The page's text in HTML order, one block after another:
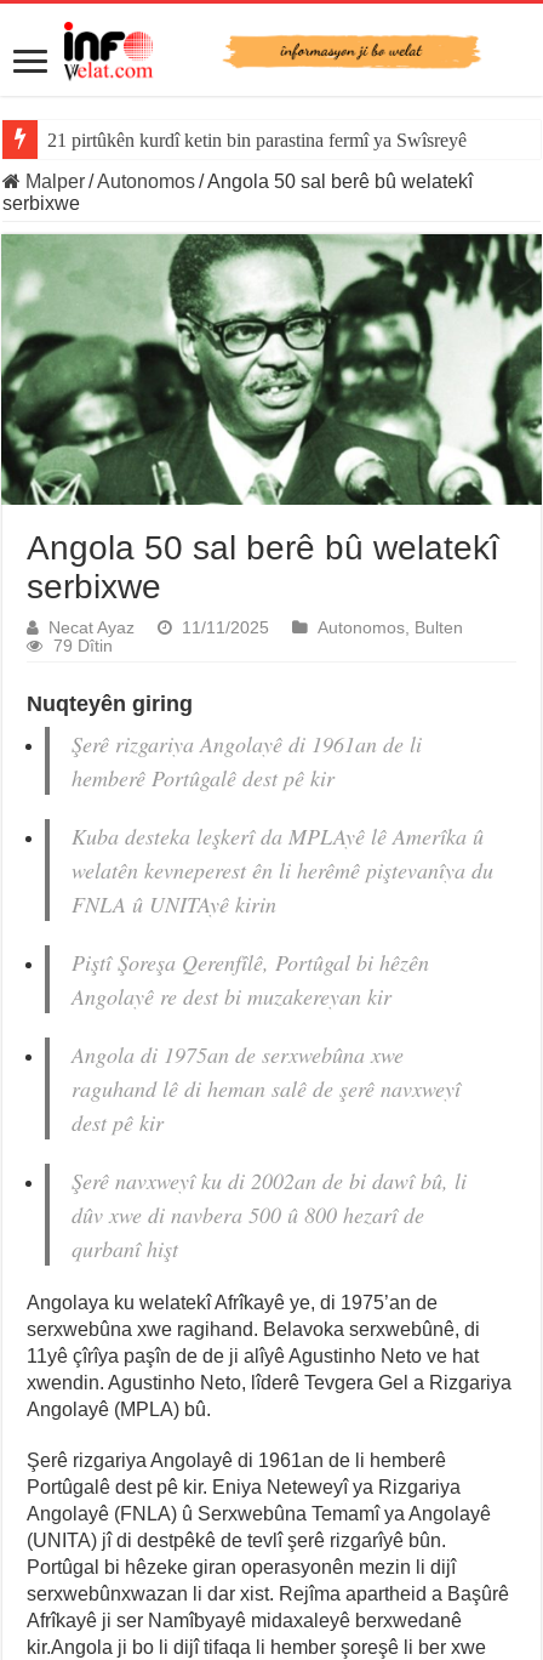
21 pirtûkên kurdî ketin bin parastina fermî ya Swîsreyê
Malper/Autonomos/Angola 50 sal berê bû welatekî
serbixwe
Angola 50 sal berê bû welatekî
serbixwe
Necat Ayaz 11/11/2025 Autonomos, Bulten
79 Dîtin
Nuqteyên giring
Şerê rizgariya Angolayê di 1961an de li
hemberê Portûgalê dest pê kir
Kuba desteka leşkerî da MPLAyê lê Amerîka û
welatên kevneperest ên li herêmê piştevanîya du
FNLA û UNITAyê kirin
Piştî Şoreşa Qerenfîlê, Portûgal bi hêzên
Angolayê re dest bi muzakereyan kir
Angola di 1975an de serxwebûna xwe
raguhand lê di heman salê de şerê navxweyî
dest pê kir
Şerê navxweyî ku di 2002an de bi dawî bû, li
dûv xwe di navbera 500 û 800 hezarî de
qurbanî hişt
Angolaya ku welatekî Afrîkayê ye, di 1975’an de
serxwebûna xwe ragihand. Belavoka serxwebûnê, di
11yê çîrîya paşîn de de ji alîyê Agustinho Neto ve hat
xwendin. Agustinho Neto, lîderê Tevgera Gel a Rizgariya
Angolayê (MPLA) bû.
Şerê rizgariya Angolayê di 1961an de li hemberê
Portûgalê dest pê kir. Eniya Neteweyî ya Rizgariya
Angolayê (FNLA) û Serxwebûna Temamî ya Angolayê
(UNITA) jî di destpêkê de tevlî şerê rizgarîyê bûn.
Portûgal bi hêzeke giran operasyonên mezin li dijî
serxwebûnxwazan li dar xist. Rejîma apartheid a Başûrê
Afrîkayê ji ser Namîbyayê midaxaleyê berxwedanê
kir.Angola ji bo li dijî tifaqa li hember şoreşê li ber xwe